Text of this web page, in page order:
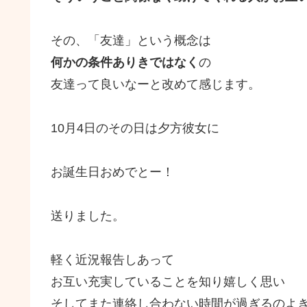
その、「友達」という概念は
何かの条件ありきではなく の
友達って良いなーと改めて感じます。
10月4日のその日は夕方彼女に
お誕生日おめでとー！
送りました。
軽く近況報告しあって
お互い充実していることを知り嬉しく思い
そしてまた連絡し合わない時間が過ぎるのよ